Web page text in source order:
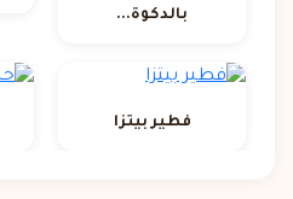
بالدكوة...
فطير بيتزا